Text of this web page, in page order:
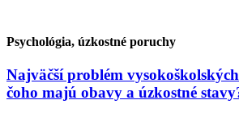
Psychológia, úzkostné poruchy
Najväčší problém
čoho majú obavy a úzkostné